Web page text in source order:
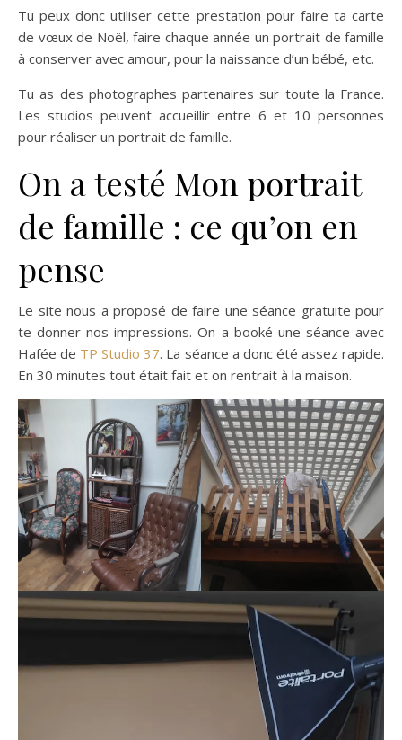
Tu peux donc utiliser cette prestation pour faire ta carte
de vœux de Noël, faire chaque année un portrait de famille
à conserver avec amour, pour la naissance d’un bébé, etc.
Tu as des photographes partenaires sur toute la France.
Les studios peuvent accueillir entre 6 et 10 personnes
pour réaliser un portrait de famille.
On a testé Mon portrait
de famille : ce qu’on en
pense
Le site nous a proposé de faire une séance gratuite pour
te donner nos impressions. On a booké une séance avec
Hafée de TP Studio 37. La séance a donc été assez rapide.
En 30 minutes tout était fait et on rentrait à la maison.